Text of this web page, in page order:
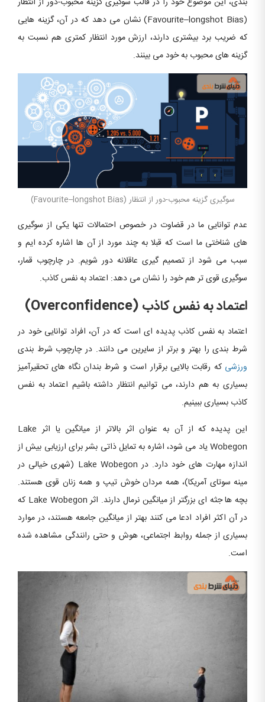
(Favourite–longshot Bias) نشان می دهد که در آن، گزینه هایی
که ضریب برد بیشتری دارند، ارزش مورد انتظار کمتری هم نسبت به
گزینه های محبوب به خود می بینند.
سوگیری گزینه محبوب-دور از انتظار (Favourite–longshot Bias)
عدم توانایی ما در قضاوت در خصوص احتمالات تنها یکی از سوگیری
های شناختی ما است که قبلا به چند مورد از آن ها اشاره کرده ایم و
سبب می شود از تصمیم گیری عاقلانه دور شویم. در چارچوب قمار،
سوگیری قوی تر هم خود را نشان می دهد: اعتماد به نفس کاذب.
اعتماد به نفس کاذب (Overconfidence)
اعتماد به نفس کاذب پدیده ای است که در آن، افراد توانایی خود در
شرط بندی را بهتر و برتر از سایرین می دانند. در چارچوب شرط بندی
ورزشی که رقابت بالایی برقرار است و شرط بندان نگاه های تحقیرآمیز
بسیاری به هم دارند، می توانیم انتظار داشته باشیم اعتماد به نفس
کاذب بسیاری ببینیم.
این پدیده که از آن به عنوان اثر بالاتر از میانگین یا اثر Lake
Wobegon یاد می شود، اشاره به تمایل ذاتی بشر برای ارزیابی بیش از
اندازه مهارت های خود دارد. در Lake Wobegon (شهری خیالی در
مینه سوتای آمریکا)، همه مردان خوش تیپ و همه زنان قوی هستند.
بچه ها جثه ای بزرگتر از میانگین نرمال دارند. اثر Lake Wobegon که
در آن اکثر افراد ادعا می کنند بهتر از میانگین جامعه هستند، در موارد
بسیاری از جمله روابط اجتماعی، هوش و حتی رانندگی مشاهده شده
است.